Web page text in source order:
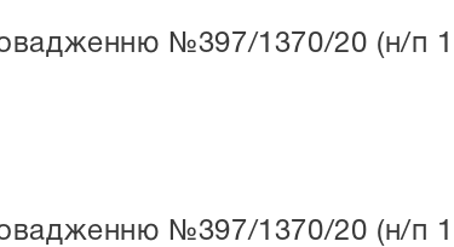
№397/1370/20 (н/п
№397/1370/20 (н/п